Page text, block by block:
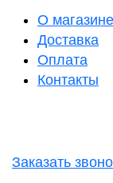
О магазине
Доставка
Оплата
Контакты
Заказать